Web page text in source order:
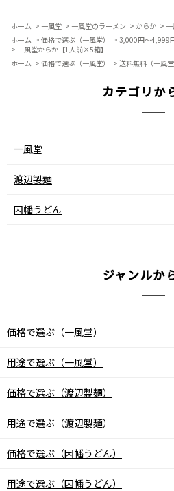
ホーム > 一風堂 > 一風堂のラーメン > からか >
ホーム > 価格で選ぶ（一風堂） > 3,000円～4,999
> 一風堂からか【1人前×5箱】
ホーム > 価格で選ぶ（一風堂） > 送料無料（一風堂
カテゴリか
一風堂
渡辺製麺
因幡うどん
ジャンルか
価格で選ぶ（一風堂）
用途で選ぶ（一風堂）
価格で選ぶ（渡辺製麺）
用途で選ぶ（渡辺製麺）
価格で選ぶ（因幡うどん）
用途で選ぶ（因幡うどん）